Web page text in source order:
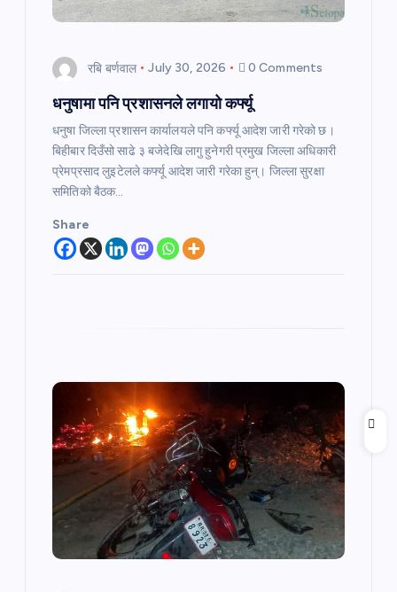
रबि बर्णवाल July 30, 2026 0 Comments
धनुषामा पनि प्रशासनले लगायो कर्फ्यू
धनुषा जिल्ला प्रशासन कार्यालयले पनि कर्फ्यू आदेश जारी गरेको छ।
बिहीबार दिउँसो साढे ३ बजेदेखि लागु हुनेगरी प्रमुख जिल्ला अधिकारी
प्रेमप्रसाद लुइटेलले कर्फ्यू आदेश जारी गरेका हुन्। जिल्ला सुरक्षा
समितिको बैठक…
Share